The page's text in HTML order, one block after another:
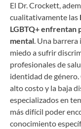
El Dr. Crockett,
cualitativamente las
LGBTQ+ enfrentan
mental. Una barrera
miedo a sufrir
profesionales de
identidad de
alto costo y la baja
especializados en
más difícil poder
conocimiento